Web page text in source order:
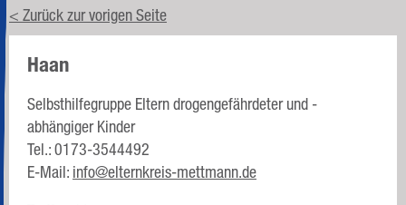
< Zurück zur vorigen Seite
Haan
Selbsthilfegruppe Eltern drogengefährdeter und -
abhängiger Kinder
Tel.: 0173-3544492
E-Mail: info@elternkreis-mettmann.de